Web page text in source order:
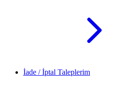
İade / İptal Taleplerim